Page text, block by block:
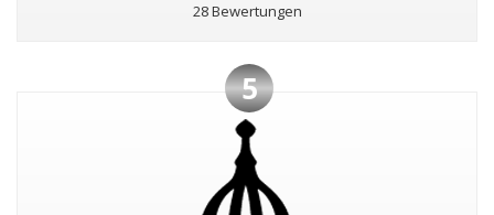
28 Bewertungen
5